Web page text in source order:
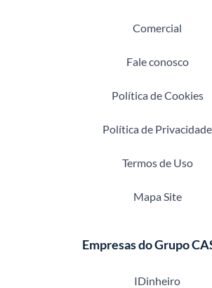
Comercial
Fale conosco
Política de Cookies
Política de Privacidade
Termos de Uso
Mapa Site
Empresas do Grupo
IDinheiro